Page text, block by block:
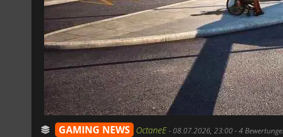
GAMING NEWS OctaneE-08.07.2026, 23:00- 4